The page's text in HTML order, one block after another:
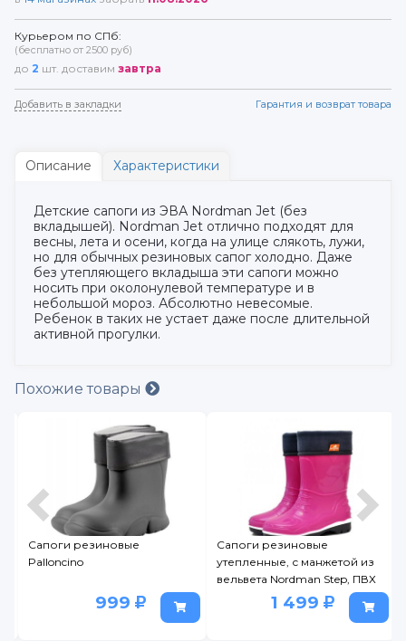
Курьером по СПб:
(бесплатно от 2500 руб)
до 2 шт. доставим завтра
Добавить в закладки Гарантия и возврат товара
Описание Характеристики
Детские сапоги из ЭВА Nordman Jet (без
вкладышей). Nordman Jet отлично подходят для
весны, лета и осени, когда на улице слякоть, лужи,
но для обычных резиновых сапог холодно. Даже
без утепляющего вкладыша эти сапоги можно
носить при околонулевой температуре и в
небольшой мороз. Абсолютно невесомые.
Ребенок в таких не устает даже после длительной
активной прогулки.
Похожие товары
Сапоги резиновые
Palloncino
999
Сапоги резиновые
утепленные, с манжетой из
вельвета Nordman Step, ПВХ
1 499